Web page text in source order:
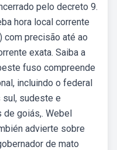
pelo decreto 9.
hora local corrente
com precisão até ao
exata. Saiba a
fuso compreende
incluindo o federal
sul, sudeste e
goiás,. Webel
advierte sobre
de mato